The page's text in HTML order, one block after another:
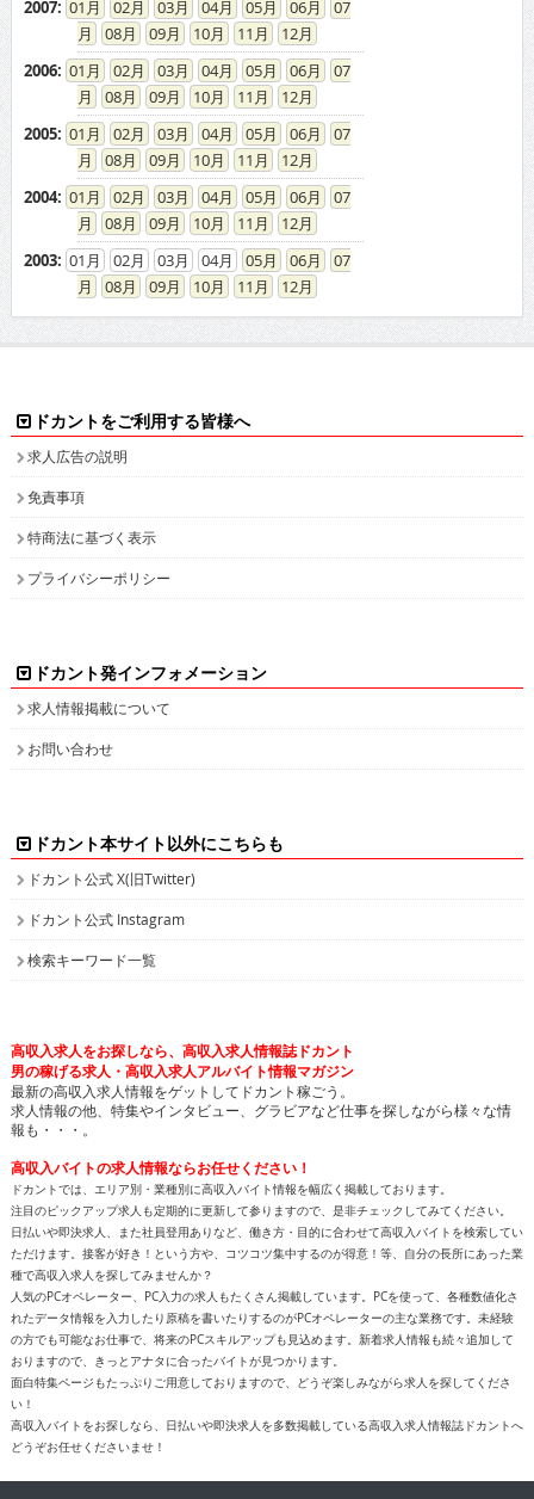
2007: 01 02 03 04 05 06
07
08
09 10 11
12
2006: 01 02 03 04 05 06
07
08
09 10 11
12
2005: 01 02 03 04 05 06
07
08
09 10 11
12
2004: 01 02 03 04 05 06
07
08
09 10 11
12
2003: 01 02 03 04 05 06
07
08
09 10 11 12
ドカントをご利用する皆様へ
求人広告の説明
免責事項
特商法に基づく表示
プライバシーポリシー
ドカント発インフォメーション
求人情報掲載について
お問い合わせ
ドカント本サイト以外にこちらも
ドカント公式 X(旧Twitter)
ドカント公式 Instagram
検索キーワード一覧
高収入求人をお探しなら、高収入求人情報誌ドカント
男の稼げる求人・高収入求人アルバイト情報マガジン
最新の高収入求人情報をゲットしてドカント稼ごう。
求人情報の他、特集やインタビュー、グラビアなど仕事を探しながら様々な情
報も・・・。
高収入バイトの求人情報ならお任せください！
ドカントでは、エリア別・業種別に高収入バイト情報を幅広く掲載しております。
注目のピックアップ求人も定期的に更新して参りますので、是非チェックしてみてください。
日払いや即決求人、また社員登用ありなど、働き方・目的に合わせて高収入バイトを検索してい
ただけます。接客が好き！という方や、コツコツ集中するのが得意！等、自分の長所にあった業
種で高収入求人を探してみませんか？
人気のPCオペレーター、PC入力の求人もたくさん掲載しています。PCを使って、各種数値化さ
れたデータ情報を入力したり原稿を書いたりするのがPCオペレーターの主な業務です。未経験
の方でも可能なお仕事で、将来のPCスキルアップも見込めます。新着求人情報も続々追加して
おりますので、きっとアナタに合ったバイトが見つかります。
面白特集ページもたっぷりご用意しておりますので、どうぞ楽しみながら求人を探してくださ
い！
高収入バイトをお探しなら、日払いや即決求人を多数掲載している高収入求人情報誌ドカントへ
どうぞお任せくださいませ！